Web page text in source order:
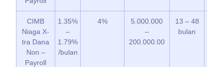
CIMB
Niaga X-
tra Dana
Non –
Payroll
1.35%
–
1.79%
/bulan
4%
5.000.000
–
200.000.00
13 – 48
bulan